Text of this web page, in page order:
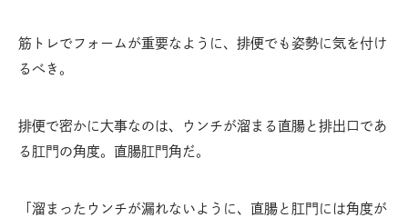
筋トレでフォームが重要なように、排便でも姿勢に気を付け
るべき。
排便で密かに大事なのは、ウンチが溜まる直腸と排出口であ
る肛門の角度。直腸肛門角だ。
「溜まったウンチが漏れないように、直腸と肛門には角度が